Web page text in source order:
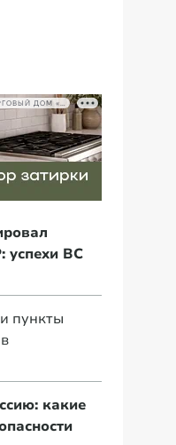
успехи ВС
пункты
какие